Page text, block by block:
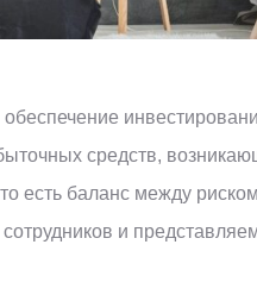
средств,
есть баланс между
и